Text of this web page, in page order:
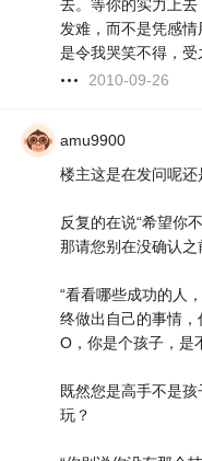
去。等你的实力上
发难，而不是凭感
是令我哭笑不得，受
2010-09-26
amu9900
楼主这是在发问呢还
反复的在说“希望你
那请您别在没确认之
“看看哪些成功的人
终做出自己的事情
O，你是个孩子，是
既然您是高手不是
玩？